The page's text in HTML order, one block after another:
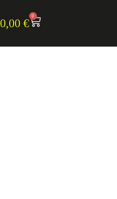
0,00 €
0